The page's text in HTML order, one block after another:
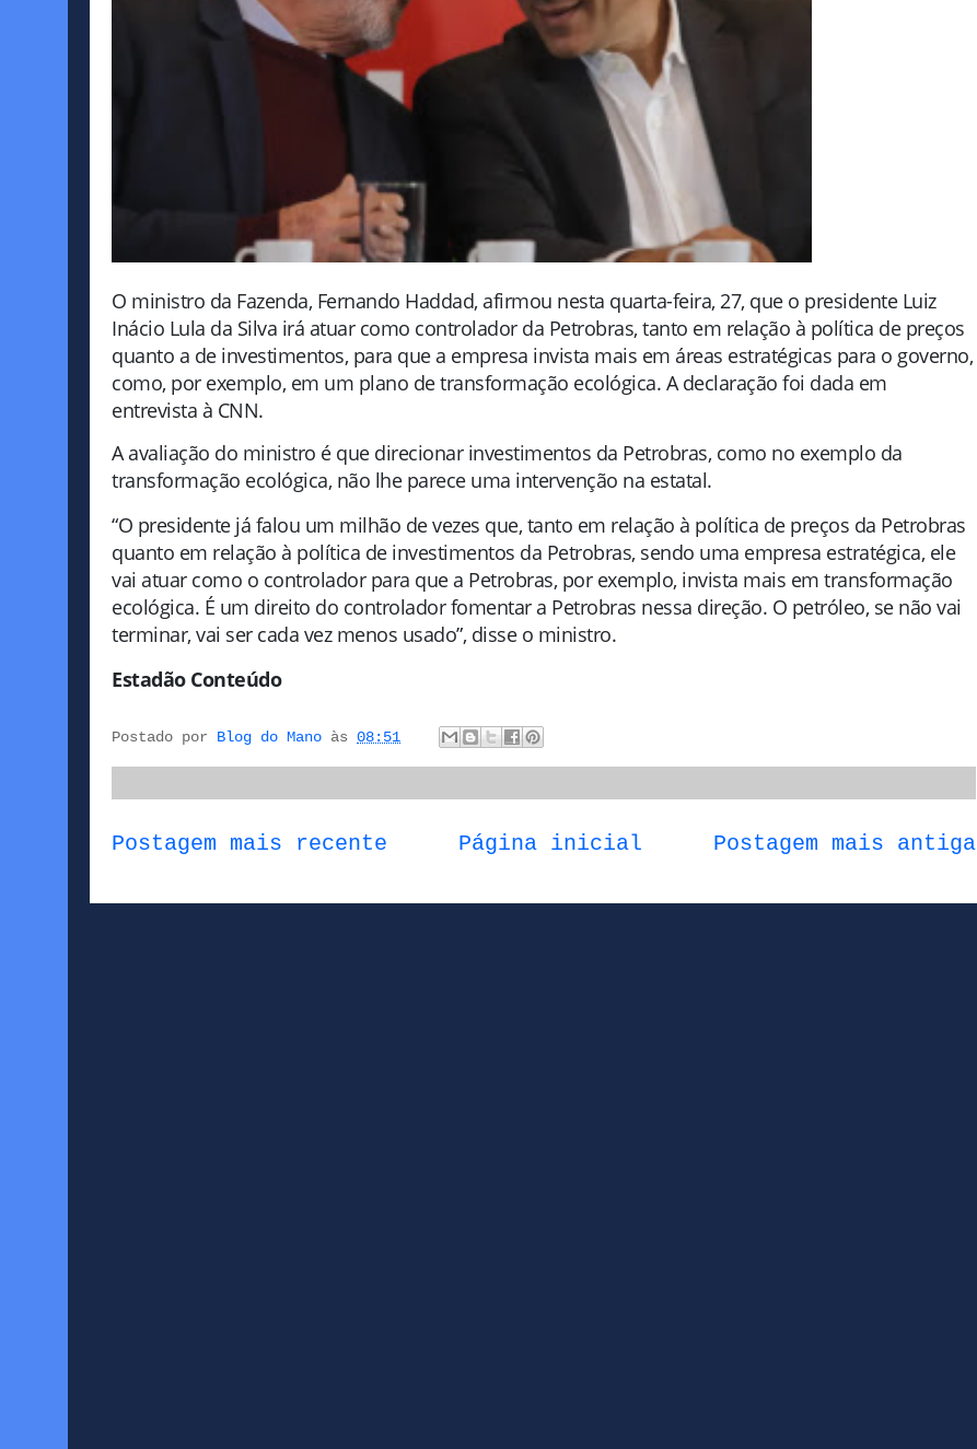
O ministro da Fazenda, Fernando Haddad, afirmou nesta quarta-feira, 27, que o presidente Luiz
Inácio Lula da Silva irá atuar como controlador da Petrobras, tanto em relação à política de preços
quanto a de investimentos, para que a empresa invista mais em áreas estratégicas para o governo,
como, por exemplo, em um plano de transformação ecológica. A declaração foi dada em
entrevista à CNN.
A avaliação do ministro é que direcionar investimentos da Petrobras, como no exemplo da
transformação ecológica, não lhe parece uma intervenção na estatal.
“O presidente já falou um milhão de vezes que, tanto em relação à política de preços da Petrobras
quanto em relação à política de investimentos da Petrobras, sendo uma empresa estratégica, ele
vai atuar como o controlador para que a Petrobras, por exemplo, invista mais em transformação
ecológica. É um direito do controlador fomentar a Petrobras nessa direção. O petróleo, se não vai
terminar, vai ser cada vez menos usado”, disse o ministro.
Estadão Conteúdo
Postado por Blog do Mano às 08:51
Postagem mais recente Postagem mais antiga
Página inicial